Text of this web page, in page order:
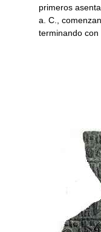
primeros
a. C.,
terminando con